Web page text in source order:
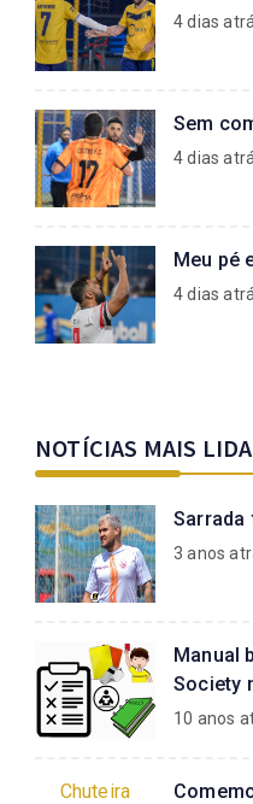
4 dias
Sem
4 dias
Meu pé
4 dias
NOTÍCIAS MAIS
Sarrada
3 anos
Manual
Society
10 anos
Chuteira